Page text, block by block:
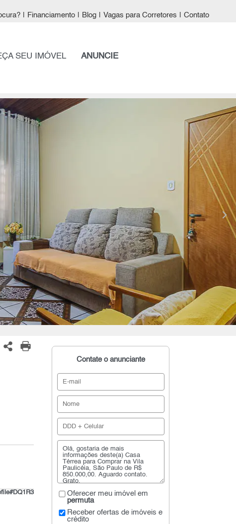
Financiamento Blog Vagas para Corretores Contato
SEU IMÓVEL ANUNCIE
Contate o anunciante
Oferecer meu imóvel em
permuta
Receber ofertas de imóveis e
crédito